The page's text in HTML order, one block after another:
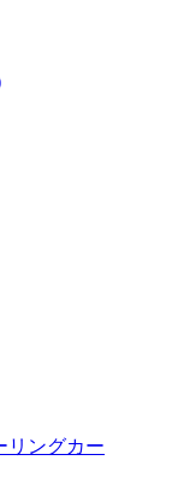
リングカー